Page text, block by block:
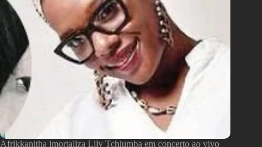
Afrikkanitha imortaliza Lily Tchiumba em concerto ao vivo